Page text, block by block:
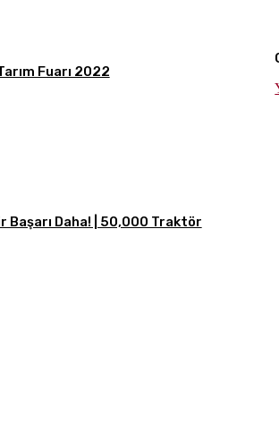
Fuarı 2022
Daha! | 50,000 Traktör